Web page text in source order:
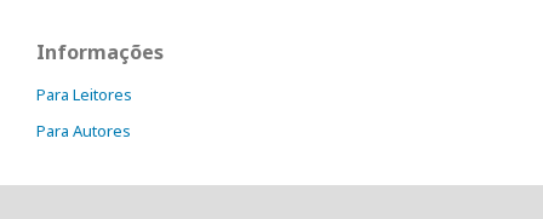
Informações
Para Leitores
Para Autores